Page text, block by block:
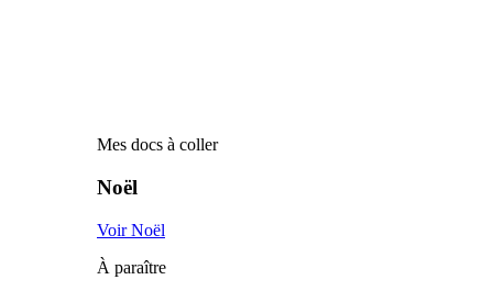
Mes docs à coller
Noël
Voir Noël
À paraître